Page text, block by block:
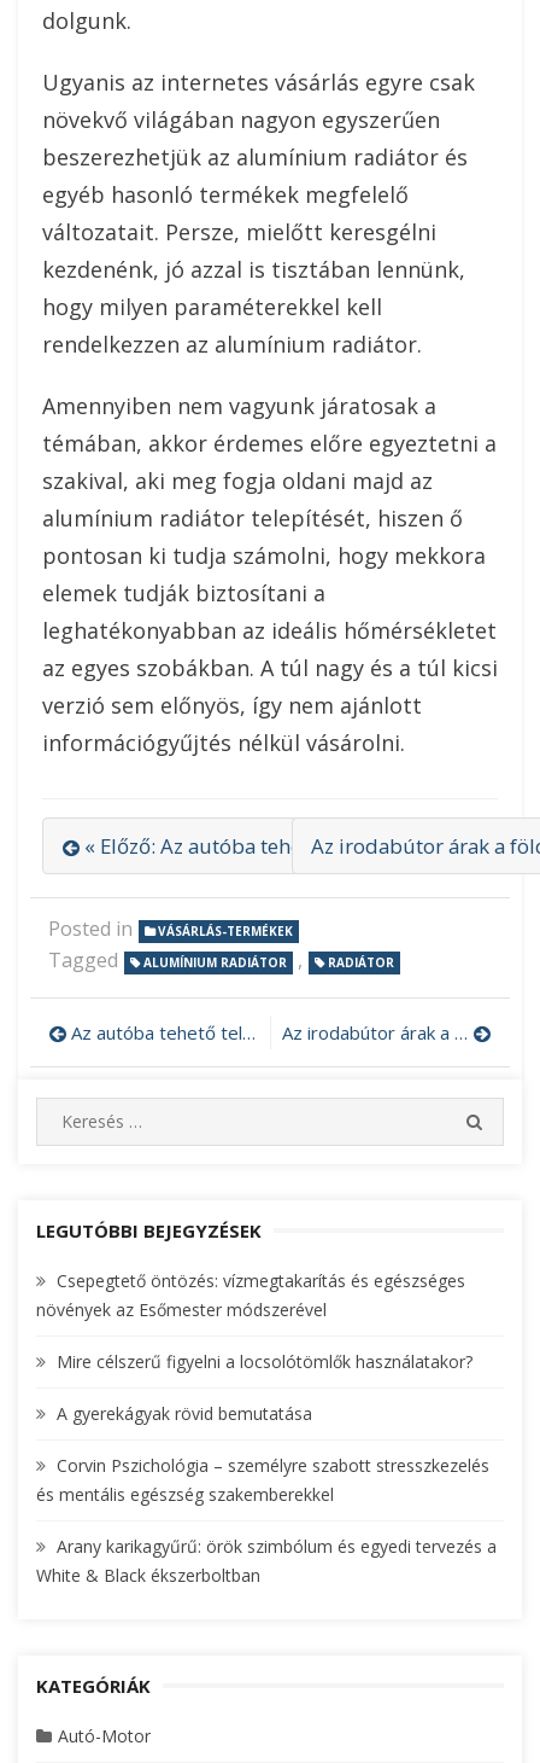
dolgunk.
Ugyanis az internetes vásárlás egyre csak
növekvő világában nagyon egyszerűen
beszerezhetjük az alumínium radiátor és
egyéb hasonló termékek megfelelő
változatait. Persze, mielőtt keresgélni
kezdenénk, jó azzal is tisztában lennünk,
hogy milyen paraméterekkel kell
rendelkezzen az alumínium radiátor.
Amennyiben nem vagyunk járatosak a
témában, akkor érdemes előre egyeztetni a
szakival, aki meg fogja oldani majd az
alumínium radiátor telepítését, hiszen ő
pontosan ki tudja számolni, hogy mekkora
elemek tudják biztosítani a
leghatékonyabban az ideális hőmérsékletet
az egyes szobákban. A túl nagy és a túl kicsi
verzió sem előnyös, így nem ajánlott
információgyűjtés nélkül vásárolni.
« Előző: Az autóba tehető telefontartó nagyon
Az irodabútor árak a
Posted in VÁSÁRLÁS-TERMÉKEK
Tagged ALUMÍNIUM RADIÁTOR , RADIÁTOR
Bejegyzés
navigáció
Az autóba tehető telefontartó nagyon praktikus Az irodabútor árak a földön járnak
e
c
f
o
:
E
LEGUTÓBBI BEJEGYZÉSEK
Csepegtető öntözés: vízmegtakarítás és egészséges
növények az Esőmester módszerével
Mire célszerű figyelni a locsolótömlők használatakor?
A gyerekágyak rövid bemutatása
Corvin Pszichológia – személyre szabott stresszkezelés
és mentális egészség szakemberekkel
Arany karikagyűrű: örök szimbólum és egyedi tervezés a
White & Black ékszerboltban
KATEGÓRIÁK
Autó-Motor